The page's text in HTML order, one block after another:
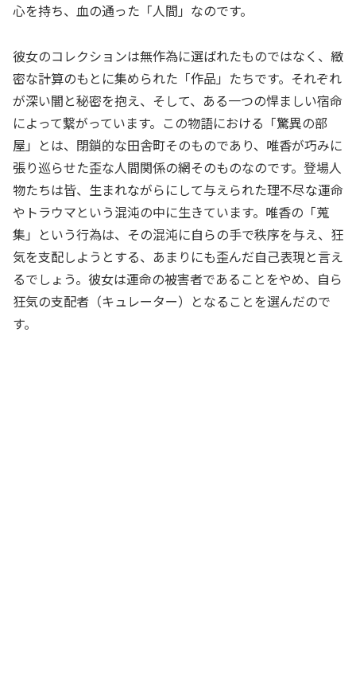
心を持ち、血の通った「人間」なのです。
彼女のコレクションは無作為に選ばれたものではなく、緻
密な計算のもとに集められた「作品」たちです。それぞれ
が深い闇と秘密を抱え、そして、ある一つの悍ましい宿命
によって繋がっています。この物語における「驚異の部
屋」とは、閉鎖的な田舎町そのものであり、唯香が巧みに
張り巡らせた歪な人間関係の網そのものなのです。登場人
物たちは皆、生まれながらにして与えられた理不尽な運命
やトラウマという混沌の中に生きています。唯香の「蒐
集」という行為は、その混沌に自らの手で秩序を与え、狂
気を支配しようとする、あまりにも歪んだ自己表現と言え
るでしょう。彼女は運命の被害者であることをやめ、自ら
狂気の支配者（キュレーター）となることを選んだので
す。